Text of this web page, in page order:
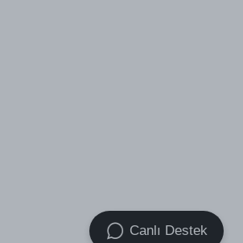
Canlı Destek